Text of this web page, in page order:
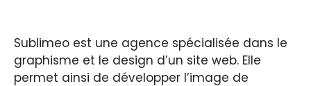
Sublimeo est une agence spécialisée dans le
graphisme et le design d’un site web. Elle
permet ainsi de développer l’image de